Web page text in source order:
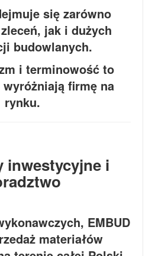
się zarówno
jak i dużych
budowlanych.
i terminowość to
firmę na
rynku.
inwestycyjne i
EMBUD
materiałów